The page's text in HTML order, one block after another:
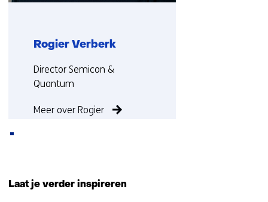
Rogier Verberk
Functie:
Director Semicon &
Quantum
Meer over Rogier
Laat je verder inspireren